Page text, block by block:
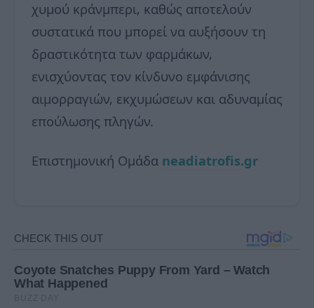
χυμού κράνμπερι, καθώς αποτελούν
συστατικά που μπορεί να αυξήσουν τη
δραστικότητα των φαρμάκων,
ενισχύοντας τον κίνδυνο εμφάνισης
αιμορραγιών, εκχυμώσεων και αδυναμίας
επούλωσης πληγών.
Επιστημονική Ομάδα neadiatrofis.gr